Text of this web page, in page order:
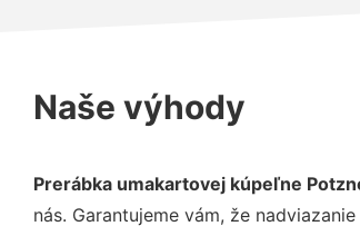
Naše výhody
Prerábka umakartovej kúpeľne
nás. Garantujeme vám, že